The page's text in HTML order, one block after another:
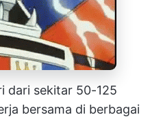
dari sekitar 50-125
bersama di berbagai